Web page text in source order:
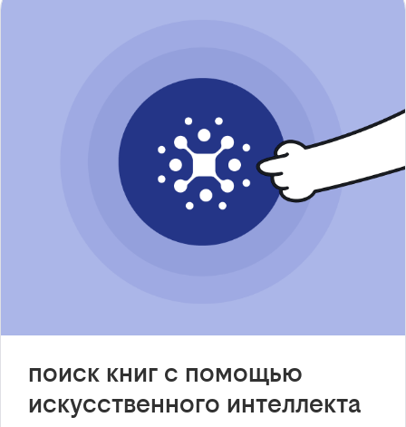
поиск книг с помощью
искусственного интеллекта